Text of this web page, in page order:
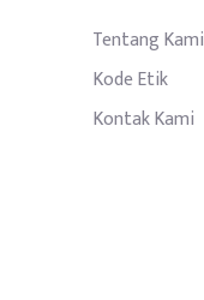
Tentang Kami
Kode Etik
Kontak Kami